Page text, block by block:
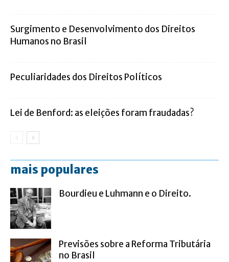
Surgimento e Desenvolvimento dos Direitos
Humanos no Brasil
Peculiaridades dos Direitos Políticos
Lei de Benford: as eleições foram fraudadas?
mais populares
Bourdieu e Luhmann e o Direito.
Previsões sobre a Reforma Tributária
no Brasil